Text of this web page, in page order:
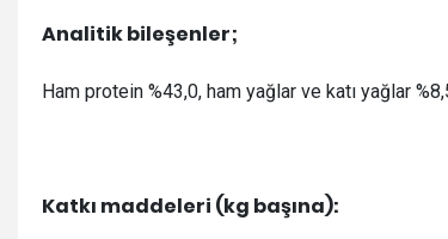
Analitik bileşenler;
Ham protein %43,0, ham yağlar ve katı yağlar
Katkı maddeleri (kg başına):